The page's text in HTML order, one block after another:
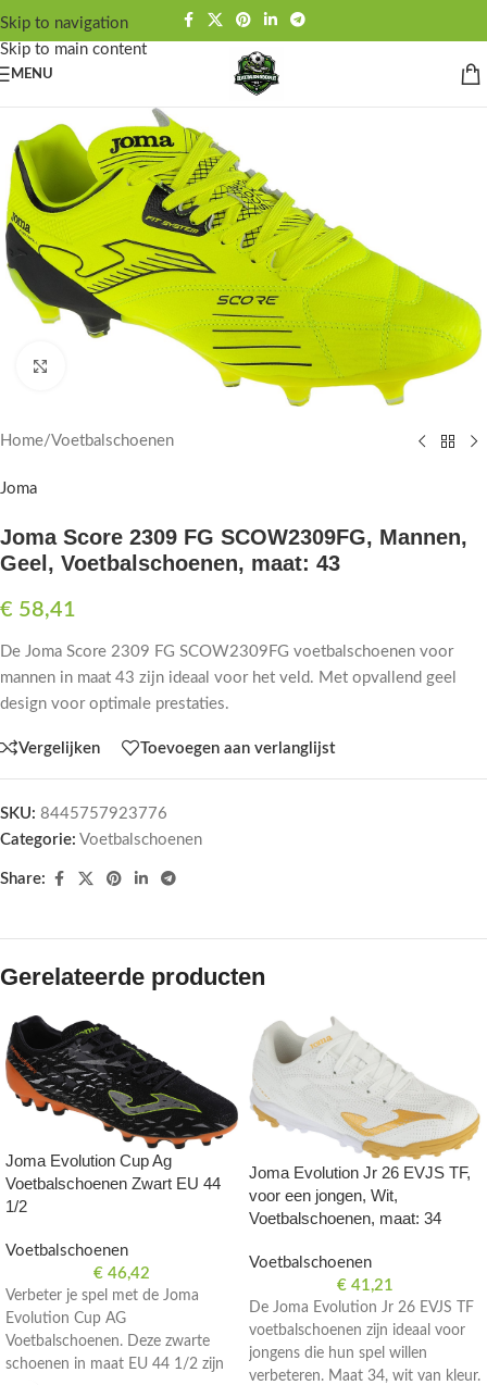
Skip to navigation
Skip to main content
MENU
Home/Voetbalschoenen
Joma
Joma Score 2309 FG SCOW2309FG, Mannen,
Geel, Voetbalschoenen, maat: 43
€ 58,41
De Joma Score 2309 FG SCOW2309FG voetbalschoenen voor
mannen in maat 43 zijn ideaal voor het veld. Met opvallend geel
design voor optimale prestaties.
Vergelijken Toevoegen aan verlanglijst
SKU: 8445757923776
Categorie: Voetbalschoenen
Share:
Gerelateerde producten
Joma Evolution Cup Ag
Voetbalschoenen Zwart EU 44
1/2
Voetbalschoenen
€ 46,42
Verbeter je spel met de Joma
Evolution Cup AG
Voetbalschoenen. Deze zwarte
schoenen in maat EU 44 1/2 zijn
Joma Evolution Jr 26 EVJS TF,
voor een jongen, Wit,
Voetbalschoenen, maat: 34
Voetbalschoenen
€ 41,21
De Joma Evolution Jr 26 EVJS TF
voetbalschoenen zijn ideaal voor
jongens die hun spel willen
verbeteren. Maat 34, wit van kleur.